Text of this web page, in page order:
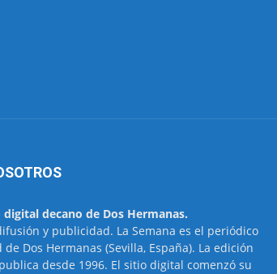
digital decano de Dos Hermanas.
y publicidad. La Semana es el periódico
Dos Hermanas (Sevilla, España). La edición
desde 1996. El sitio digital comenzó su